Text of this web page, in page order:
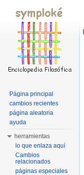
Página principal
cambios recientes
página aleatoria
ayuda
herramientas
lo que enlaza aquí
Cambios
relacionados
páginas especiales